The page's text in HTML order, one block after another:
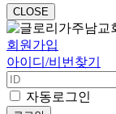
CLOSE
회원가입
아이디/비번찾기
자동로그인